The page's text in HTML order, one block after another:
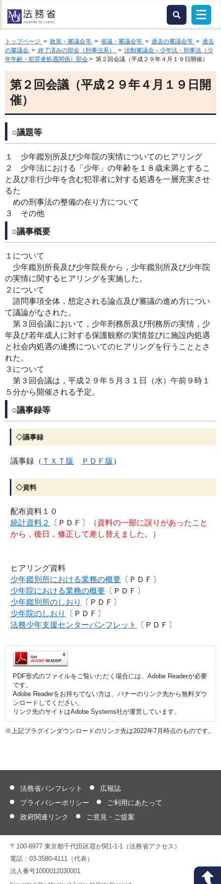
トップページ > 政策・審議会等 > 省議・審議会等 > 過去の審議会等 > 過去
の審議会 > 終了済みの部会（刑事法系） > 法制審議会－少年法・刑事法（少
年年齢・犯罪者処遇関係）部会 > 第２回会議（平成２９年４月１９日開催）
第２回会議（平成２９年４月１９日開
催）
○議題等
１ 少年鑑別所及び少年院の実情についてのヒアリング
２ 少年法における「少年」の年齢を１８歳未満とするこ
と及び非行少年を含む犯罪者に対する処遇を一層充実させ
るた
めの刑事法の整備の在り方について
３ その他
○議事概要
１について
少年鑑別所長及び少年院長から，少年鑑別所及び少年院
の実情に関するヒアリングを実施した。
２について
諮問事項全体，想定される論点及び審議の進め方につい
て議論がなされた。
第３回会議において，少年刑務所及び刑務所の実情，少
年及び若年成人に対する保護観察の実情並びに施設内処遇
と社会内処遇の連携についてのヒアリングを行うこととさ
れた。
３について
第３回会議は，平成２９年５月３１日（水）午前９時１
５分から開催される予定。
○議事録等
◇議事録
議事録（ ＴＸＴ版 ＰＤＦ版 ）
◇資料
配布資料１０
統計資料２
〔ＰＤＦ〕
（資料の一部に誤りがあったこと
から，後日，修正して差し替えました。）
ヒアリング資料
少年鑑別所における業務の概要 〔ＰＤＦ〕
少年院における業務の概要 〔ＰＤＦ〕
少年鑑別所のしおり
〔ＰＤＦ〕
少年院のしおり
〔ＰＤＦ〕
法務少年支援センターパンフレット
〔ＰＤＦ〕
PDF形式のファイルをご覧いただく場合には、Adobe Readerが必要
です。
Adobe Readerをお持ちでない方は、バナーのリンク先から無料ダウ
ンロードしてください。
リンク先のサイトはAdobe Systems社が運営しています。
※上記プラグインダウンロードのリンク先は2022年7月時点のものです。
法務省パンフレット
広報誌
プライバシーポリシー
ご利用にあたって
政府関連リンク
ご意見・ご提案
〒100-8977 東京都千代田区霞が関1-1-1（法務省アクセス）
電話：03-3580-4111（代表）
法人番号1000012030001